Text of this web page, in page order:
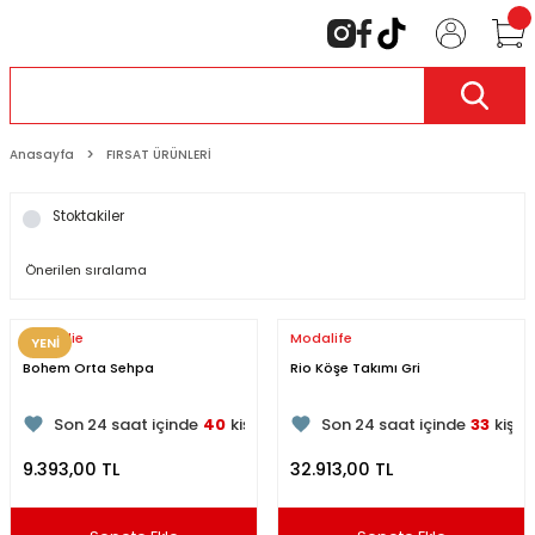
Anasayfa FIRSAT ÜRÜNLERİ
Stoktakiler
YENİ
Sandalie
Bohem Orta Sehpa
Son 24 saat içinde 40 kişi favoriledi
143 kişi inceledi
9.393,00 TL
Modalife
Rio Köşe Takımı Gri
Son 24 saat içinde 33 kişi
173 kişi inceledi
32.913,00 TL